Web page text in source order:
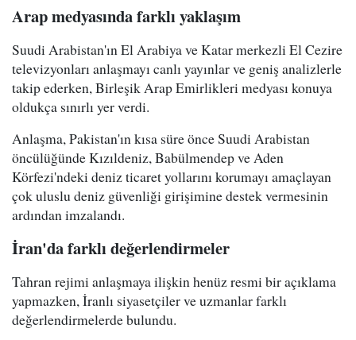
Arap medyasında farklı yaklaşım
Suudi Arabistan'ın El Arabiya ve Katar merkezli El Cezire
televizyonları anlaşmayı canlı yayınlar ve geniş analizlerle
takip ederken, Birleşik Arap Emirlikleri medyası konuya
oldukça sınırlı yer verdi.
Anlaşma, Pakistan'ın kısa süre önce Suudi Arabistan
öncülüğünde Kızıldeniz, Babülmendep ve Aden
Körfezi'ndeki deniz ticaret yollarını korumayı amaçlayan
çok uluslu deniz güvenliği girişimine destek vermesinin
ardından imzalandı.
İran'da farklı değerlendirmeler
Tahran rejimi anlaşmaya ilişkin henüz resmi bir açıklama
yapmazken, İranlı siyasetçiler ve uzmanlar farklı
değerlendirmelerde bulundu.